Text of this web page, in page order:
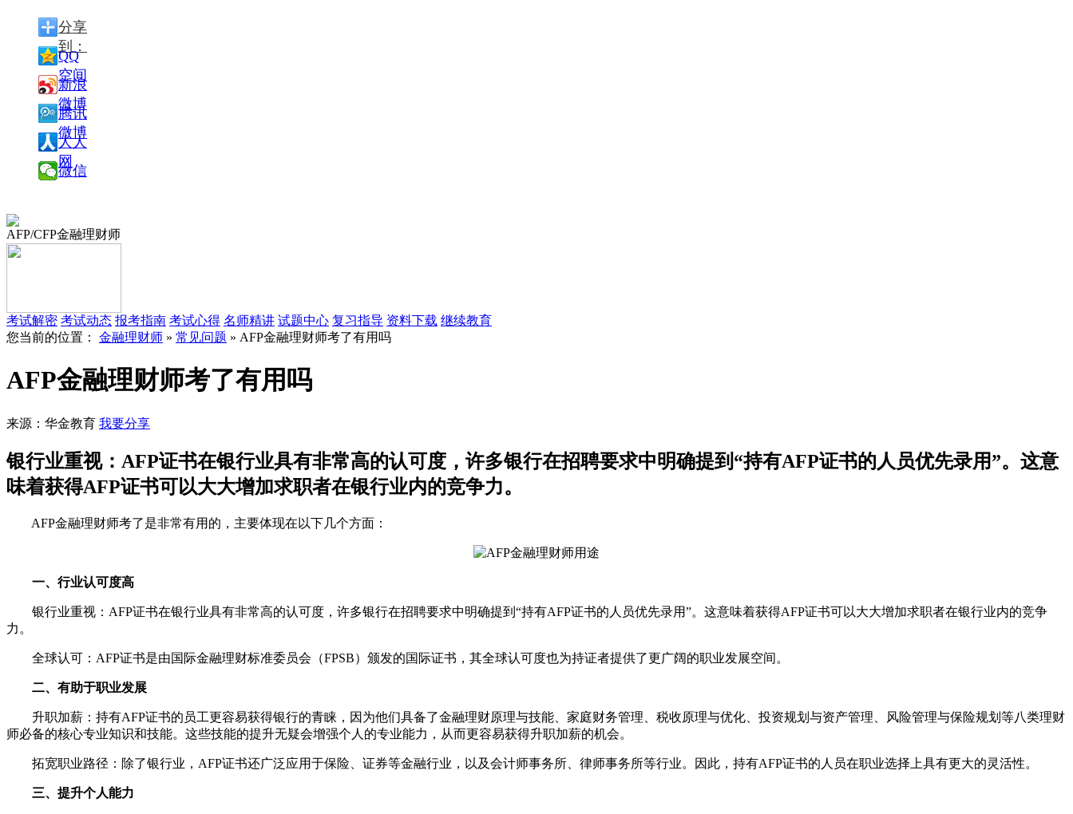
分享
到：
QQ
空间
新浪
微博
腾讯
微博
人人
网
微信
AFP/CFP金融理财师
考试解密 考试动态 报考指南 考试心得 名师精讲 试题中心 复习指导 资料下载 继续教育
您当前的位置： 金融理财师 » 常见问题 » AFP金融理财师考了有用吗
AFP金融理财师考了有用吗
来源：华金教育 我要分享
银行业重视：AFP证书在银行业具有非常高的认可度，许多银行在招聘要求中明确提到“持有AFP证书的人员优先录用”。这意
味着获得AFP证书可以大大增加求职者在银行业内的竞争力。
AFP金融理财师考了是非常有用的，主要体现在以下几个方面：
一、行业认可度高
银行业重视：AFP证书在银行业具有非常高的认可度，许多银行在招聘要求中明确提到“持有AFP证书的人员优先录用”。这意味着获得AFP证书可以大大增加求职者在银行业内的竞争
力。
全球认可：AFP证书是由国际金融理财标准委员会（FPSB）颁发的国际证书，其全球认可度也为持证者提供了更广阔的职业发展空间。
二、有助于职业发展
升职加薪：持有AFP证书的员工更容易获得银行的青睐，因为他们具备了金融理财原理与技能、家庭财务管理、税收原理与优化、投资规划与资产管理、风险管理与保险规划等八类理财
师必备的核心专业知识和技能。这些技能的提升无疑会增强个人的专业能力，从而更容易获得升职加薪的机会。
拓宽职业路径：除了银行业，AFP证书还广泛应用于保险、证券等金融行业，以及会计师事务所、律师事务所等行业。因此，持有AFP证书的人员在职业选择上具有更大的灵活性。
三、提升个人能力